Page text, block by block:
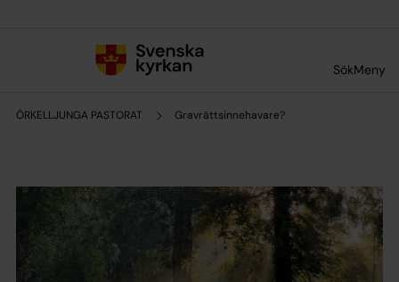
SökMeny
ÖRKELLJUNGA PASTORAT Gravrättsinnehavare?